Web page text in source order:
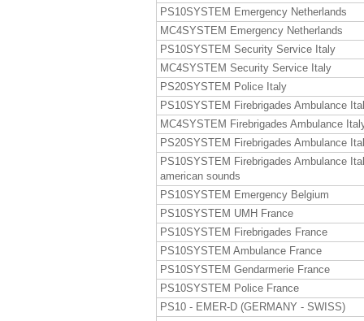
PS10SYSTEM Emergency Netherlands
MC4SYSTEM Emergency Netherlands
PS10SYSTEM Security Service Italy
MC4SYSTEM Security Service Italy
PS20SYSTEM Police Italy
PS10SYSTEM Firebrigades Ambulance
MC4SYSTEM Firebrigades Ambulance
PS20SYSTEM Firebrigades Ambulance
PS10SYSTEM Firebrigades Ambulance
american sounds
PS10SYSTEM Emergency Belgium
PS10SYSTEM UMH France
PS10SYSTEM Firebrigades France
PS10SYSTEM Ambulance France
PS10SYSTEM Gendarmerie France
PS10SYSTEM Police France
PS10 - EMER-D (GERMANY - SWISS)